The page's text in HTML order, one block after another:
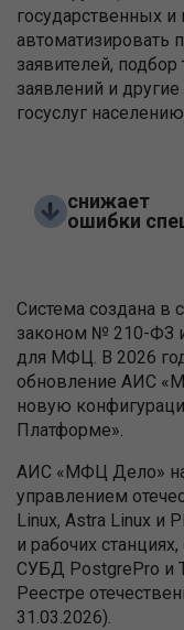
государственных
автоматизировать
заявителей,
заявлений и
госуслуг
снижает
ошибки
Система создана в
законом № 210-ФЗ
для МФЦ. В 2026
обновление АИС
новую
Платформе».
АИС «МФЦ Дело» на
управлением
Linux, Astra Linux и
и рабочих
СУБД PostgrePro и
Реестре
31.03.2026).